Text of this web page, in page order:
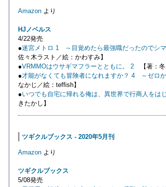
Amazon より
HJノベルス
4/22発売
●迷宮メトロ 1 ～目覚めたら最強職だったのでシ
佐々木ラスト／絵：かわすみ】
●VRMMOはウサギマフラーとともに。 2 【著：冬
●才能がなくても冒険者になれますか？ 4 ～ゼロ
なかじ／絵：teffish】
●いつでも自宅に帰れる俺は、異世界で行商人をは
きたかし】
ツギクルブックス - 2020年5月刊
Amazon より
ツギクルブックス
5/08発売